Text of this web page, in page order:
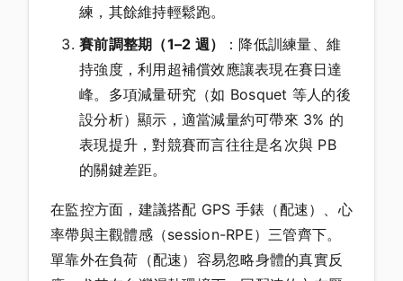
練，其餘維持輕鬆跑。
賽前調整期（1–2 週）
：降低訓練量、維
持強度，利用超補償效應讓表現在賽日達
峰。多項減量研究（如 Bosquet 等人的後
設分析）顯示，適當減量約可帶來 3% 的
表現提升，對競賽而言往往是名次與 PB
的關鍵差距。
在監控方面，建議搭配 GPS 手錶（配速）、心
率帶與主觀體感（session-RPE）三管齊下。
單靠外在負荷（配速）容易忽略身體的真實反